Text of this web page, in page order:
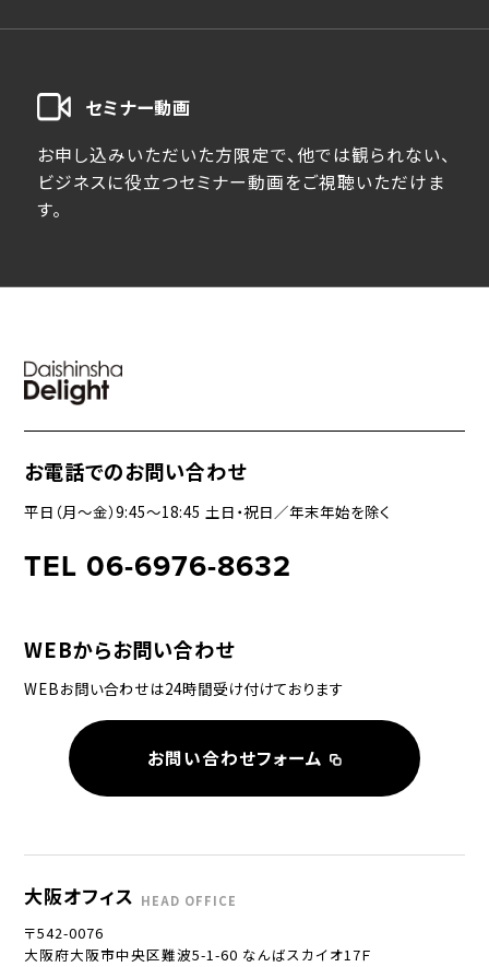
セミナー動画
お申し込みいただいた方限定で、他では観られない、
ビジネスに役立つセミナー動画をご視聴いただけま
す。
お電話でのお問い合わせ
平日（月〜金）9:45〜18:45 土日・祝日／年末年始を除く
TEL 06-6976-8632
WEBからお問い合わせ
WEBお問い合わせは24時間受け付けております
お問い合わせフォーム
大阪オフィス HEAD OFFICE
〒542-0076
大阪府大阪市中央区難波5-1-60 なんばスカイオ17Ｆ